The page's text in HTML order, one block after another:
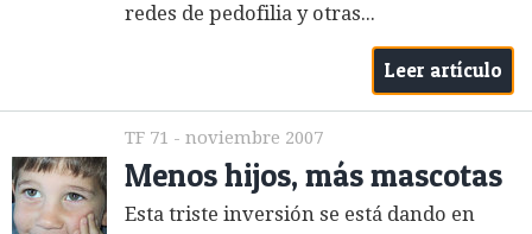
redes de pedofilia y otras...
Leer artículo
TF 71 - noviembre 2007
Menos hijos, más mascotas
Esta triste inversión se está dando en